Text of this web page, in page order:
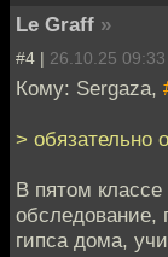
Le Graff »
#4 | 26.10.25 09:33
Кому: Sergaza,
> обязательно
В пятом
обследование,
гипса дома,